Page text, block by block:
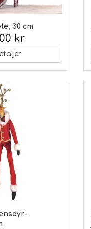
30 cm
kr